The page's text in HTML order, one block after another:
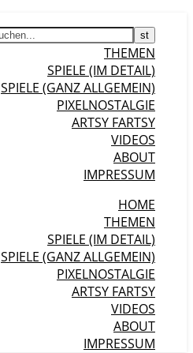
THEMEN
SPIELE (IM DETAIL)
SPIELE (GANZ ALLGEMEIN)
PIXELNOSTALGIE
ARTSY FARTSY
VIDEOS
ABOUT
IMPRESSUM
HOME
THEMEN
SPIELE (IM DETAIL)
SPIELE (GANZ ALLGEMEIN)
PIXELNOSTALGIE
ARTSY FARTSY
VIDEOS
ABOUT
IMPRESSUM